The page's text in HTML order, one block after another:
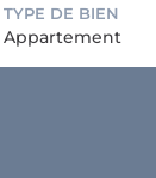
TYPE DE BIEN
Appartement